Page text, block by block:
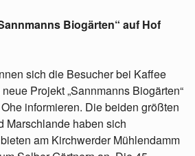
Biogärten“ auf Hof
sich die Besucher bei Kaffee
Projekt „Sannmanns Biogärten“
informieren. Die beiden größten
Marschlande haben sich
am Kirchwerder Mühlendamm